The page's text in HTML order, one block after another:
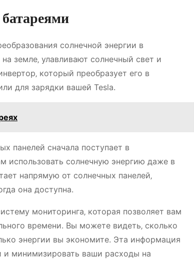
солнечной энергии в
земле‚ улавливают солнечный свет и
который преобразует его в
для зарядки вашей Tesla.
панелей сначала поступает в
использовать солнечную энергию даже в
напрямую от солнечных панелей‚
она доступна.
мониторинга‚ которая позволяет вам
времени. Вы можете видеть‚ сколько
энергии вы экономите. Эта информация
и минимизировать ваши расходы на